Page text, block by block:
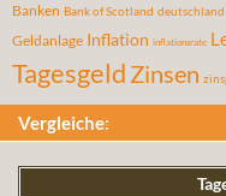
Banken Bank of Scotland deutschland
Geldanlage Inflation inflationsrate
Tagesgeld Zinsen
Vergleiche: